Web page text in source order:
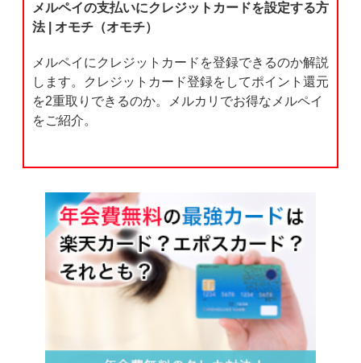
メルペイの支払いにクレジットカードを設定する方
法 | オモチ（オモチ）
メルペイにクレジットカードを登録できるのか解説
します。クレジットカード登録をしてポイント還元
を2重取りできるのか。メルカリでお得なメルペイ
をご紹介。